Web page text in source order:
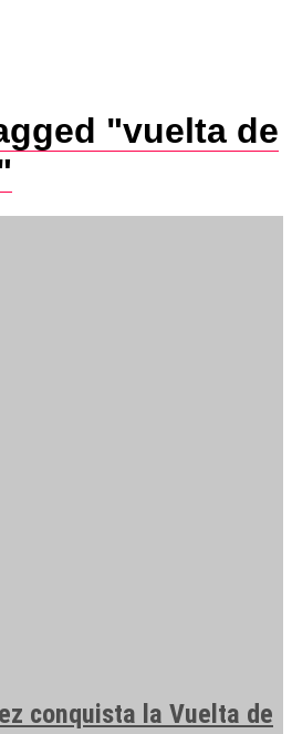
"vuelta de
conquista la Vuelta de